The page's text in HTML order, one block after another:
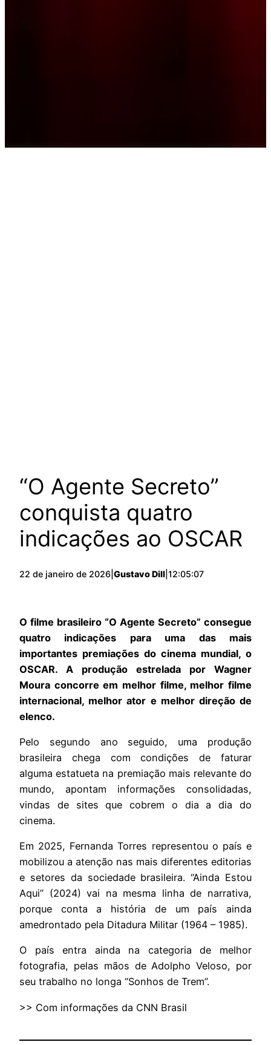
“O Agente Secreto”
conquista quatro
indicações ao OSCAR
22 de janeiro de 2026 Gustavo Dill 12:05:07
O filme brasileiro “O Agente Secreto” consegue
quatro indicações para uma das mais
importantes premiações do cinema mundial, o
OSCAR. A produção estrelada por Wagner
Moura concorre em melhor filme, melhor filme
internacional, melhor ator e melhor direção de
elenco.
Pelo segundo ano seguido, uma produção
brasileira chega com condições de faturar
alguma estatueta na premiação mais relevante do
mundo, apontam informações consolidadas,
vindas de sites que cobrem o dia a dia do
cinema.
Em 2025, Fernanda Torres representou o país e
mobilizou a atenção nas mais diferentes editorias
e setores da sociedade brasileira. “Ainda Estou
Aqui” (2024) vai na mesma linha de narrativa,
porque conta a história de um país ainda
amedrontado pela Ditadura Militar (1964 – 1985).
O país entra ainda na categoria de melhor
fotografia, pelas mãos de Adolpho Veloso, por
seu trabalho no longa “Sonhos de Trem”.
>> Com informações da CNN Brasil